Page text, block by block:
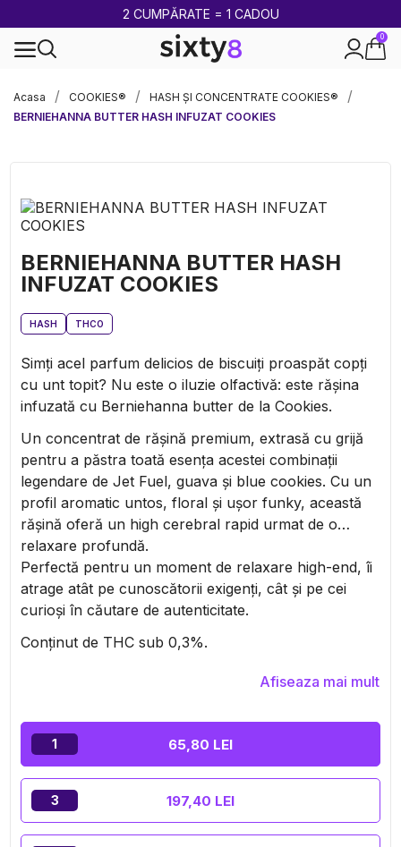
2 CUMPĂRATE = 1 CADOU
0
Acasa
COOKIES®
HASH ȘI CONCENTRATE COOKIES®
BERNIEHANNA BUTTER HASH INFUZAT COOKIES
BERNIEHANNA BUTTER HASH
INFUZAT COOKIES
HASH THCO
Simți acel parfum delicios de biscuiți proaspăt copți
cu unt topit? Nu este o iluzie olfactivă: este rășina
infuzată cu Berniehanna butter de la Cookies.
Un concentrat de rășină premium, extrasă cu grijă
pentru a păstra toată esența acestei combinații
legendare de Jet Fuel, guava și blue cookies. Cu un
profil aromatic untos, floral și ușor funky, această
rășină oferă un high cerebral rapid urmat de o
relaxare profundă.
Perfectă pentru un moment de relaxare high-end, îi
atrage atât pe cunoscătorii exigenți, cât și pe cei
curioși în căutare de autenticitate.
Conținut de THC sub 0,3%.
Afiseaza mai mult
1 65,80 LEI
3 197,40 LEI